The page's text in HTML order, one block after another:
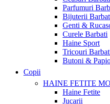
Parfumuri
Bijuterii
Genti &
Curele Barbati
Haine Sport
Tricouri
Butoni &
Copii
HAINE FETITE
Haine Fetite
Jucarii